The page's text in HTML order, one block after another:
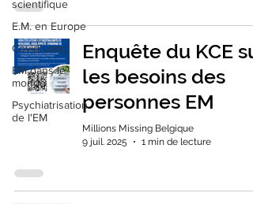
scientifique
E.M. en Europe
Covid Long
EM dans le
monde
Psychiatrisation
de l'EM
Enquête du KCE sur
les besoins des
personnes EM
Millions Missing Belgique
9 juil. 2025
1 min de lecture